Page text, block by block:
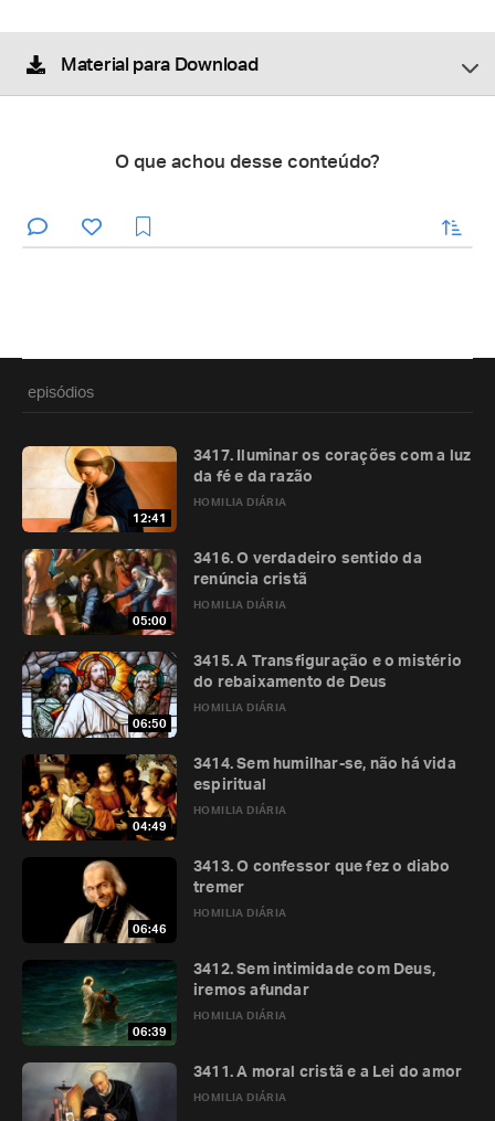
Material para Download
O que achou desse conteúdo?
enviar
episódios
12:41
HOMILIA DIÁRIA
3417. Iluminar os corações com a luz
da fé e da razão
05:00
HOMILIA DIÁRIA
3416. O verdadeiro sentido da
renúncia cristã
06:50
HOMILIA DIÁRIA
3415. A Transfiguração e o mistério
do rebaixamento de Deus
04:49
HOMILIA DIÁRIA
3414. Sem humilhar-se, não há vida
espiritual
06:46
HOMILIA DIÁRIA
3413. O confessor que fez o diabo
tremer
06:39
HOMILIA DIÁRIA
3412. Sem intimidade com Deus,
iremos afundar
HOMILIA DIÁRIA
3411. A moral cristã e a Lei do amor